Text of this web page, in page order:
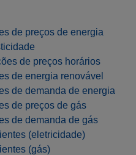
de preços de energia
de preços horários
de energia renovável
de demanda de energia
de preços de gás
de demanda de gás
(eletricidade)
(gás)